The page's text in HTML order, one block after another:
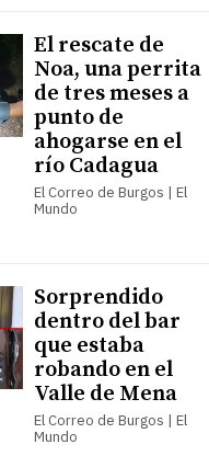
El rescate de
Noa, una perrita
de tres meses a
punto de
ahogarse en el
río Cadagua
El Correo de Burgos | El
Mundo
Sorprendido
dentro del bar
que estaba
robando en el
Valle de Mena
El Correo de Burgos | El
Mundo